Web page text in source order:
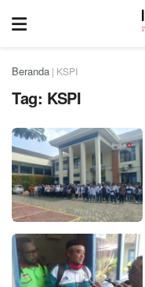
Beranda | KSPI
Tag: KSPI